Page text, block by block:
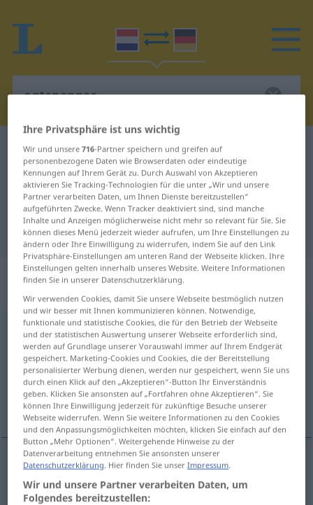
Niederländisch-Deutsch Wörterbuch
Niederländisch-Deutsch
Übersetzung für "ontspanner"
"ontspanner" Deutsch Übersetzung
„ontspanner“: zelfstandig
naamwoord
ontspannersubst <-s>
Übersicht aller Übersetzungen
(Für mehr Details die Übersetzung anklicken/antippen)
Auslöser
Auslöser m FOTO
Ihre Privatsphäre ist uns wichtig
Wir und unsere716-Partner speichern und greifen auf
personenbezogene Daten wie Browserdaten oder eindeutige
Kennungen auf Ihrem Gerät zu. Durch Auswahl von Akzeptieren
aktivieren Sie Tracking-Technologien für die unter „Wir und unsere
Partner verarbeiten Daten, um Ihnen Dienste bereitzustellen“
aufgeführten Zwecke. Wenn Tracker deaktiviert sind, sind manche
Inhalte und Anzeigen möglicherweise nicht mehr so relevant für Sie. Sie
können dieses Menü jederzeit wieder aufrufen, um Ihre Einstellungen zu
ändern oder Ihre Einwilligung zu widerrufen, indem Sie auf den Link
Privatsphäre-Einstellungen am unteren Rand der Webseite klicken. Ihre
Einstellungen gelten innerhalb unseres Website. Weitere Informationen
finden Sie in unserer Datenschutzerklärung.
Wir verwenden Cookies, damit Sie unsere Webseite bestmöglich nutzen
und wir besser mit Ihnen kommunizieren können. Notwendige,
funktionale und statistische Cookies, die für den Betrieb der Webseite
und der statistischen Auswertung unserer Webseite erforderlich sind,
werden auf Grundlage unserer Vorauswahl immer auf Ihrem Endgerät
gespeichert. Marketing-Cookies und Cookies, die der Bereitstellung
personalisierter Werbung dienen, werden nur gespeichert, wenn Sie uns
durch einen Klick auf den „Akzeptieren“-Button Ihr Einverständnis
geben. Klicken Sie ansonsten auf „Fortfahren ohne Akzeptieren“. Sie
können Ihre Einwilligung jederzeit für zukünftige Besuche unserer
Webseite widerrufen. Wenn Sie weitere Informationen zu den Cookies
und den Anpassungsmöglichkeiten möchten, klicken Sie einfach auf den
Button „Mehr Optionen“. Weitergehende Hinweise zu der
Datenverarbeitung entnehmen Sie ansonsten unserer
Datenschutzerklärung. Hier finden Sie unserImpressum.
Wir und unsere Partner verarbeiten Daten, um
Folgendes bereitzustellen: